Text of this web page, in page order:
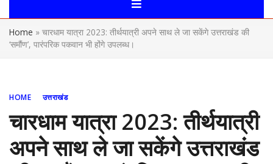
Uttarakhand,
Uttar Pardesh,
Portal
Home » चारधाम यात्रा 2023: तीर्थयात्री अपने साथ ले जा सकेंगे उत्तराखंड की
‘समौंण’, पारंपरिक पकवान भी होंगे उपलब्ध।
HOME उत्तराखंड
चारधाम यात्रा 2023: तीर्थयात्री
अपने साथ ले जा सकेंगे उत्तराखंड